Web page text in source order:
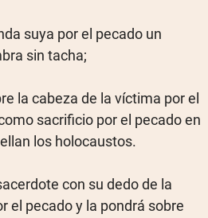
suya por el pecado un
sin tacha;
la cabeza de la víctima por el
sacrificio por el pecado en
los holocaustos.
con su dedo de la
el pecado y la pondrá sobre